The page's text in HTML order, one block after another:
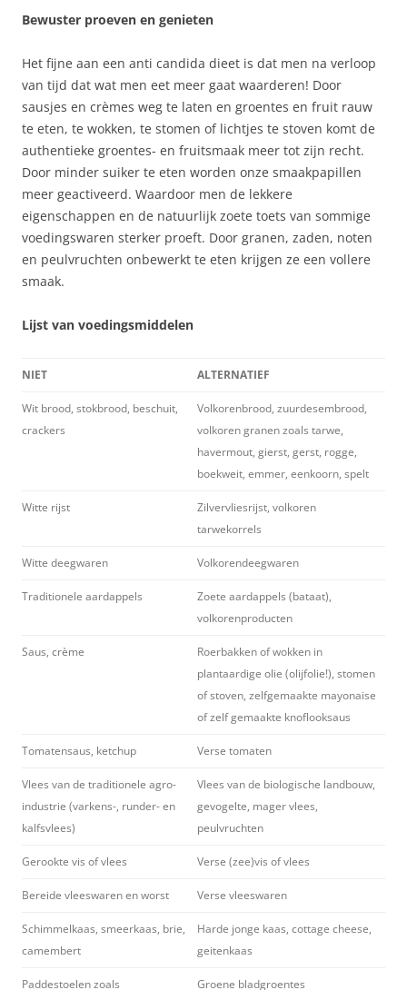
Bewuster proeven en genieten
Het fijne aan een anti candida dieet is dat men na verloop
van tijd dat wat men eet meer gaat waarderen! Door
sausjes en crèmes weg te laten en groentes en fruit rauw
te eten, te wokken, te stomen of lichtjes te stoven komt de
authentieke groentes- en fruitsmaak meer tot zijn recht.
Door minder suiker te eten worden onze smaakpapillen
meer geactiveerd. Waardoor men de lekkere
eigenschappen en de natuurlijk zoete toets van sommige
voedingswaren sterker proeft. Door granen, zaden, noten
en peulvruchten onbewerkt te eten krijgen ze een vollere
smaak.
Lijst van voedingsmiddelen
NIET ALTERNATIEF
Wit brood, stokbrood, beschuit,
crackers
Volkorenbrood, zuurdesembrood,
volkoren granen zoals tarwe,
havermout, gierst, gerst, rogge,
boekweit, emmer, eenkoorn, spelt
Witte rijst
Zilvervliesrijst, volkoren
tarwekorrels
Witte deegwaren Volkorendeegwaren
Traditionele aardappels
Zoete aardappels (bataat),
volkorenproducten
Saus, crème
Roerbakken of wokken in
plantaardige olie (olijfolie!), stomen
of stoven, zelfgemaakte mayonaise
of zelf gemaakte knoflooksaus
Tomatensaus, ketchup Verse tomaten
Vlees van de traditionele agro-
industrie (varkens-, runder- en
kalfsvlees)
Vlees van de biologische landbouw,
gevogelte, mager vlees,
peulvruchten
Gerookte vis of vlees Verse (zee)vis of vlees
Bereide vleeswaren en worst Verse vleeswaren
Schimmelkaas, smeerkaas, brie,
camembert
Harde jonge kaas, cottage cheese,
geitenkaas
Paddestoelen zoals Groene bladgroentes